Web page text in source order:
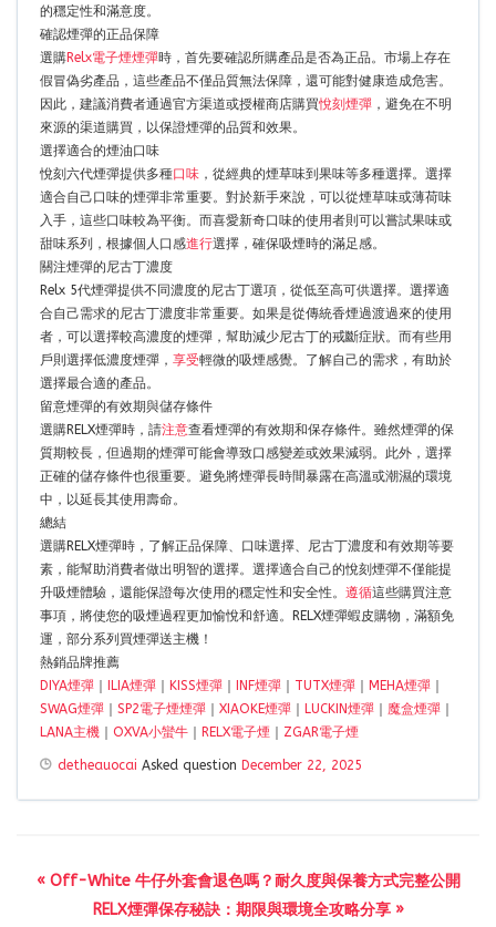
的穩定性和滿意度。
確認煙彈的正品保障
選購Relx電子煙煙彈時，首先要確認所購產品是否為正品。市場上存在
假冒偽劣產品，這些產品不僅品質無法保障，還可能對健康造成危害。
因此，建議消費者通過官方渠道或授權商店購買悅刻煙彈 ，避免在不明
來源的渠道購買，以保證煙彈的品質和效果。
選擇適合的煙油口味
悅刻六代煙彈提供多種口味 ，從經典的煙草味到果味等多種選擇。選擇
適合自己口味的煙彈非常重要。對於新手來說，可以從煙草味或薄荷味
入手，這些口味較為平衡。而喜愛新奇口味的使用者則可以嘗試果味或
甜味系列，根據個人口感進行選擇，確保吸煙時的滿足感。
關注煙彈的尼古丁濃度
Relx 5代煙彈提供不同濃度的尼古丁選項，從低至高可供選擇。選擇適
合自己需求的尼古丁濃度非常重要。如果是從傳統香煙過渡過來的使用
者，可以選擇較高濃度的煙彈，幫助減少尼古丁的戒斷症狀。而有些用
戶則選擇低濃度煙彈， 享受輕微的吸煙感覺。了解自己的需求，有助於
選擇最合適的產品。
留意煙彈的有效期與儲存條件
選購RELX煙彈時，請注意查看煙彈的有效期和保存條件。雖然煙彈的保
質期較長，但過期的煙彈可能會導致口感變差或效果減弱。此外，選擇
正確的儲存條件也很重要。避免將煙彈長時間暴露在高溫或潮濕的環境
中，以延長其使用壽命。
總結
選購RELX煙彈時，了解正品保障、口味選擇、尼古丁濃度和有效期等要
素，能幫助消費者做出明智的選擇。選擇適合自己的悅刻煙彈不僅能提
升吸煙體驗，還能保證每次使用的穩定性和安全性。 遵循這些購買注意
事項，將使您的吸煙過程更加愉悅和舒適。RELX煙彈蝦皮購物，滿額免
運，部分系列買煙彈送主機！
熱銷品牌推薦
DIYA煙彈
ILIA煙彈 KISS煙彈 INF煙彈 TUTX煙彈 MEHA煙彈
SWAG煙彈
SP2電子煙煙彈 XIAOKE煙彈 LUCKIN煙彈 魔盒煙彈
LANA主機
OXVA小蠻牛 RELX電子煙 ZGAR電子煙
detheauocai Asked question December 22, 2025
« Off-White 牛仔外套會退色嗎？耐久度與保養方式完整公開
RELX煙彈保存秘訣：期限與環境全攻略分享 »